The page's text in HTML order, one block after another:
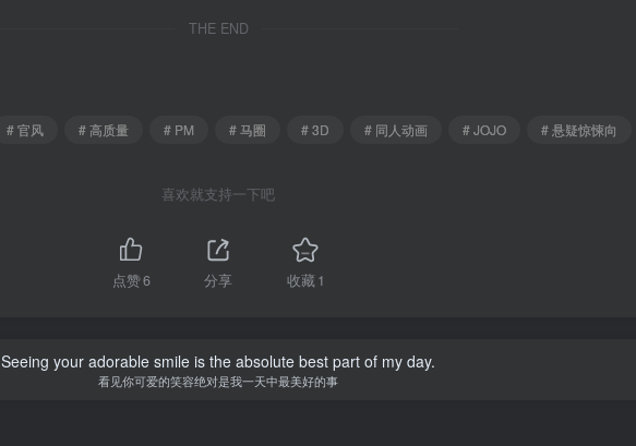
THE END
# 官风 # 高质量 # PM # 马圈 # 3D # 同人动画 # JOJO # 悬疑惊悚向
喜欢就支持一下吧
点赞6 分享 收藏1
Seeing your adorable smile is the absolute best part of my day.
看见你可爱的笑容绝对是我一天中最美好的事